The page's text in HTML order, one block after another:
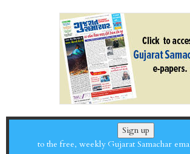
Sign up
to the free, weekly Gujarat Samachar